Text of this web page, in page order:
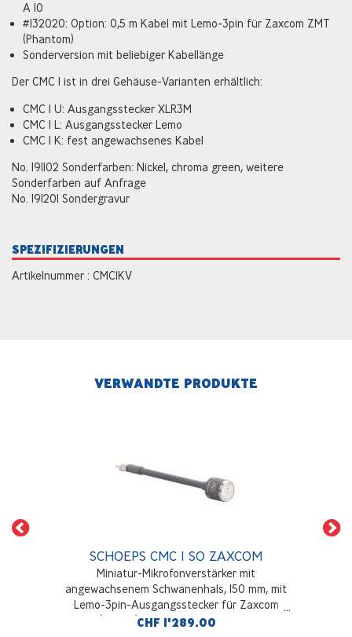
A 10
#132020: Option: 0,5 m Kabel mit Lemo-3pin für Zaxcom ZMT
(Phantom)
Sonderversion mit beliebiger Kabellänge
Der CMC 1 ist in drei Gehäuse-Varianten erhältlich:
CMC 1 U: Ausgangsstecker XLR3M
CMC 1 L: Ausgangsstecker Lemo
CMC 1 K: fest angewachsenes Kabel
No. 191102 Sonderfarben: Nickel, chroma green, weitere
Sonderfarben auf Anfrage
No. 191201 Sondergravur
SPEZIFIZIERUNGEN
Artikelnummer : CMC1KV
VERWANDTE PRODUKTE
SCHOEPS CMC 1 SO ZAXCOM
Miniatur-Mikrofonverstärker mit
angewachsenem Schwanenhals, 150 mm, mit
Lemo-3pin-Ausgangsstecker für Zaxcom
ZMT(P12/48) inkl. SGC Stativklemme und
CHF 1'289.00